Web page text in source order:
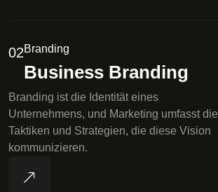
02Branding
Business Branding
Branding ist die Identität eines
Unternehmens, und Marketing umfasst die
Taktiken und Strategien, die diese Vision
kommunizieren.